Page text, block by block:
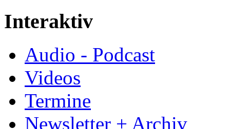
Interaktiv
Audio - Podcast
Videos
Termine
Newsletter + Archiv